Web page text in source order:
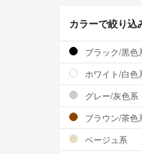
カラーで絞り込
ブラック/黒色
ホワイト/白色
グレー/灰色系
ブラウン/茶色
ベージュ系